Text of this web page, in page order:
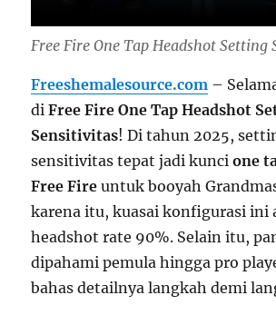
Free Fire One Tap Headshot Setting
Freeshemalesource.com –
diFree Fire One Tap Headshot
Sensitivitas! Di tahun 2025,
sensitivitas tepat jadi kuncione
Free Fire untuk booyah
karena itu, kuasai konfigurasi ini
headshot rate 90%. Selain itu,
dipahami pemula hingga pro
bahas detailnya langkah demi